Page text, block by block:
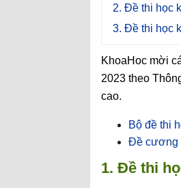
2. Đề thi học
3. Đề thi học
KhoaHoc mời
2023 theo
cao.
Bộ đề thi
Đề cương
1. Đề thi